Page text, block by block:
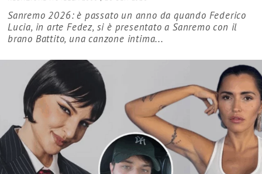
Sanremo 2026: è passato un anno da quando Federico
Lucia, in arte Fedez, si è presentato a Sanremo con il
brano Battito, una canzone intima...